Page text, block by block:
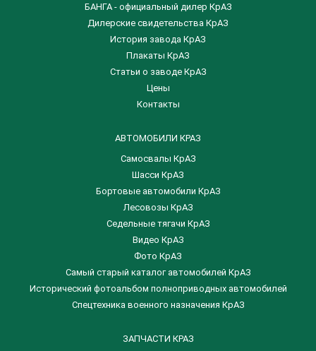
БАНГА - официальный дилер КрАЗ
Дилерские свидетельства КрАЗ
История завода КрАЗ
Плакаты КрАЗ
Статьи о заводе КрАЗ
Цены
Контакты
АВТОМОБИЛИ КРАЗ
Самосвалы КрАЗ
Шасси КрАЗ
Бортовые автомобили КрАЗ
Лесовозы КрАЗ
Седельные тягачи КрАЗ
Видео КрАЗ
Фото КрАЗ
Самый старый каталог автомобилей КрАЗ
Исторический фотоальбом полноприводных автомобилей
Спецтехника военного назначения КрАЗ
ЗАПЧАСТИ КРАЗ